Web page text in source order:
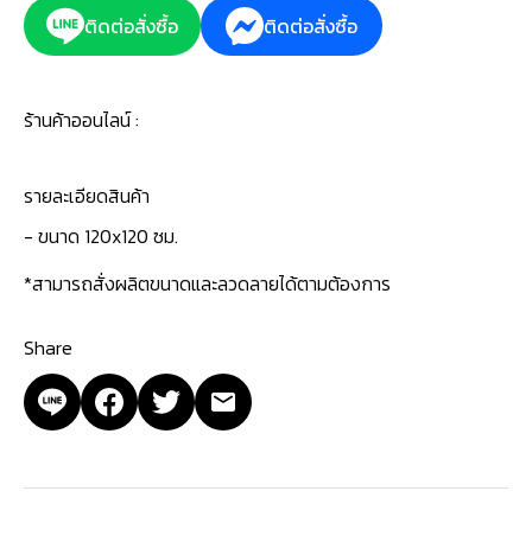
ติดต่อสั่งซื้อ
ติดต่อสั่งซื้อ
ร้านค้าออนไลน์ :
รายละเอียดสินค้า
- ขนาด 120x120 ซม.
*สามารถสั่งผลิตขนาดและลวดลายได้ตามต้องการ
Share